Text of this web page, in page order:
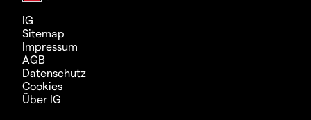
IG
Sitemap
Impressum
AGB
Datenschutz
Cookies
Über IG